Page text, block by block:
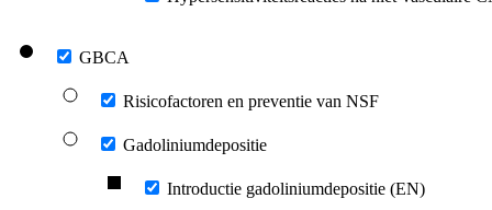
GBCA
Risicofactoren en preventie van NSF
Gadoliniumdepositie
Introductie gadoliniumdepositie (EN)